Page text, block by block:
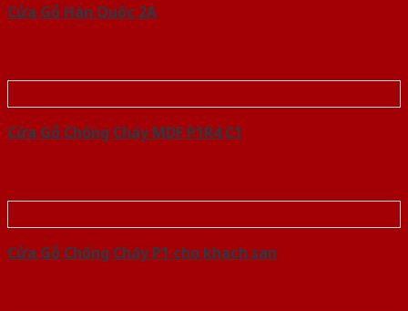
Cửa Gỗ Hàn Quốc 2A
Cửa Gỗ Chống Cháy MDF P1R4 C1
Cửa Gỗ Chống Cháy P1 cho khach san